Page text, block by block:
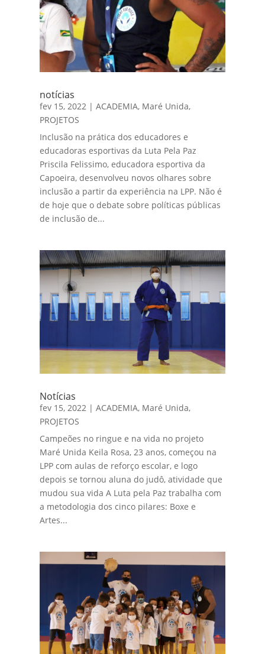
notícias
fev 15, 2022 |ACADEMIA, Maré Unida,
PROJETOS
Inclusão na prática dos educadores e
educadoras esportivas da Luta Pela Paz
Priscila Felissimo, educadora esportiva da
Capoeira, desenvolveu novos olhares sobre
inclusão a partir da experiência na LPP. Não é
de hoje que o debate sobre políticas públicas
de inclusão de...
Notícias
fev 15, 2022 |ACADEMIA, Maré Unida,
PROJETOS
Campeões no ringue e na vida no projeto
Maré Unida Keila Rosa, 23 anos, começou na
LPP com aulas de reforço escolar, e logo
depois se tornou aluna do judô, atividade que
mudou sua vida A Luta pela Paz trabalha com
a metodologia dos cinco pilares: Boxe e
Artes...